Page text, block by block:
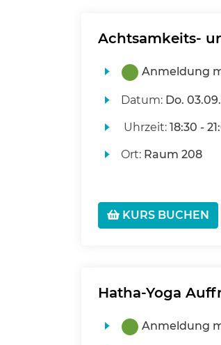
Achtsamkeits-
Anmeldung
Datum: Do.
Uhrzeit: 18:30 -
Ort: Raum 208
KURS BUCHEN
Hatha-Yoga
Anmeldung